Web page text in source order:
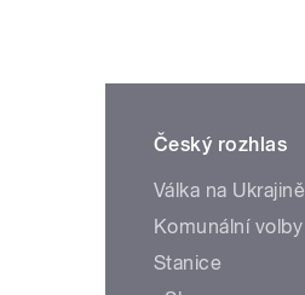
Český rozhlas
Válka na Ukrajině
Komunální volby
Stanice